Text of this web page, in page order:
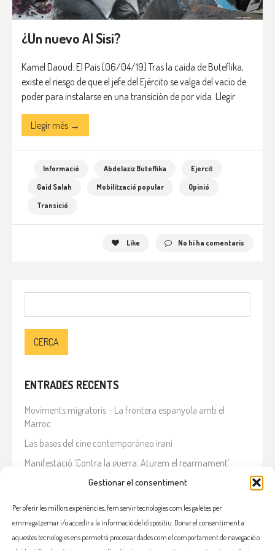
Gestionar el consentiment
Per oferir les millors experiències, fem servir tecnologies com les galetes per
emmagatzemar i/o accedir a la informació del dispositiu. Donar el consentiment a
aquestes tecnologies ens permetrà processar dades com el comportament de navegació o
¿Un nuevo Al Sisi?
Kamel Daoud. El País [06/04/19] Tras la caída de Buteflika,
existe el riesgo de que el jefe del Ejército se valga del vacío de
poder para instalarse en una transición de por vida. Llegir
Llegir més →
Informació Abdelaziz Buteflika
Ejercit
Gaid Salah
Mobilització popular
Opinió
Transició
Like No hi ha comentaris
ENTRADES RECENTS
Moviments migratoris – La frontera espanyola amb el
Marroc
Las bases del cine contemporáneo iraní
Manifestació ‘Contra la guerra. Aturem el rearmament’
En solidaritat amb el Líban
Què està passant a l’Iran?
COMENTARIS RECENTS